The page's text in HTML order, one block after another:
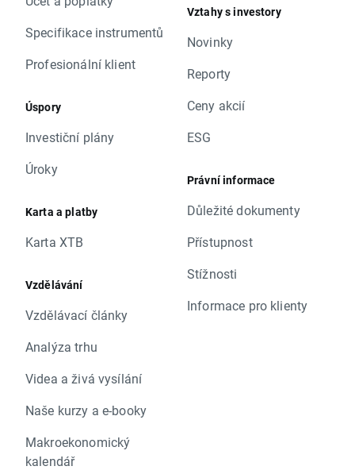
Specifikace instrumentů
Profesionální klient
Úspory
Investiční plány
Úroky
Karta a platby
Karta XTB
Vzdělávání
Vzdělávací články
Analýza trhu
Videa a živá vysílání
Naše kurzy a e-booky
Makroekonomický
kalendář
Vztahy s investory
Novinky
Reporty
Ceny akcií
ESG
Právní informace
Důležité dokumenty
Přístupnost
Stížnosti
Informace pro klienty